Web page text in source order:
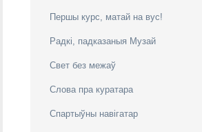
Першы курс, матай на вус!
Радкі, падказаныя Музай
Свeт без межаў
Слова пра куратара
Спартыўны навігатар